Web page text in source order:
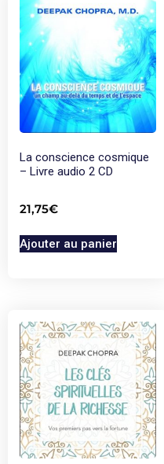
La conscience cosmique
– Livre audio 2 CD
21,75€
Ajouter au panier